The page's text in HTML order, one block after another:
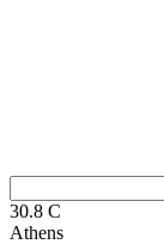
30.8 C
Athens